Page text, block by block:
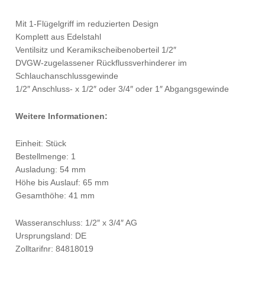
Mit 1-Flügelgriff im reduzierten Design
Komplett aus Edelstahl
Ventilsitz und Keramikscheibenoberteil 1/2″
DVGW-zugelassener Rückflussverhinderer im
Schlauchanschlussgewinde
1/2″ Anschluss- x 1/2″ oder 3/4″ oder 1″ Abgangsgewinde
Weitere Informationen:
Einheit: Stück
Bestellmenge: 1
Ausladung: 54 mm
Höhe bis Auslauf: 65 mm
Gesamthöhe: 41 mm
Wasseranschluss: 1/2″ x 3/4″ AG
Ursprungsland: DE
Zolltarifnr: 84818019